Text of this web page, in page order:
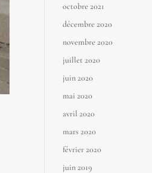
octobre 2021
décembre 2020
novembre 2020
juillet 2020
juin 2020
mai 2020
avril 2020
mars 2020
février 2020
juin 2019